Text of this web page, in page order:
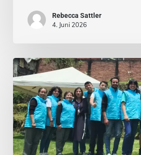
Rebecca Sattler
4. Juni 2026
Quien
se
da,
crece:
Misión
con